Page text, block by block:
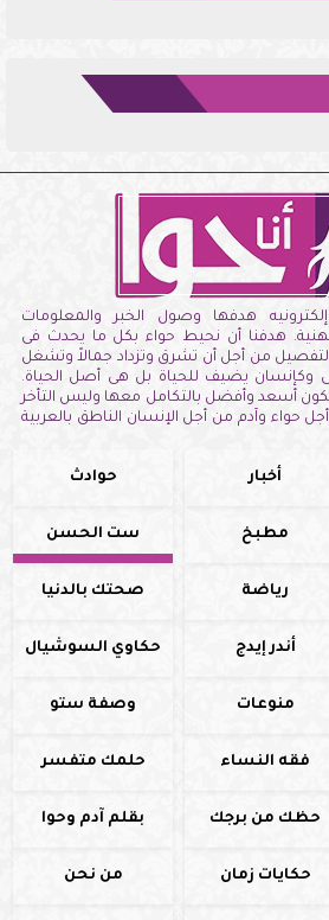
هدفها وصول الخبر والمعلومات
هدفنا أن نحيط حواء بكل ما يحدث فى
من أجل أن تشرق وتزداد جمالاً وتشغل
وكإنسان يضيف للحياة بل هى أصل الحياة.
يكون أسعد وأفضل بالتكامل معها وليس التأخر
حواء وآدم من أجل الإنسان الناطق بالعربية
أخبار حوادث
مطبخ ست الحسن
رياضة صحتك بالدنيا
أندر إيدج حكاوي السوشيال
منوعات وصفة ستو
فقه النساء حلمك متفسر
حظك من برجك بقلم آدم وحوا
حكايات زمان من نحن